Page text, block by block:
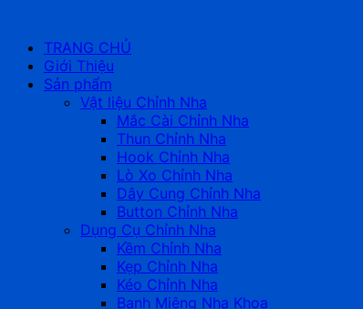
TRANG CHỦ
Giới Thiệu
Sản phẩm
Vật liệu Chỉnh Nha
Mắc Cài Chỉnh Nha
Thun Chỉnh Nha
Hook Chỉnh Nha
Lò Xo Chỉnh Nha
Dây Cung Chỉnh Nha
Button Chỉnh Nha
Dụng Cụ Chỉnh Nha
Kềm Chỉnh Nha
Kẹp Chỉnh Nha
Kéo Chỉnh Nha
Banh Miệng Nha Khoa